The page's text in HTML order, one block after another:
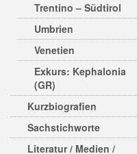
Trentino – Südtirol
Umbrien
Venetien
Exkurs: Kephalonia
(GR)
Kurzbiografien
Sachstichworte
Literatur / Medien /